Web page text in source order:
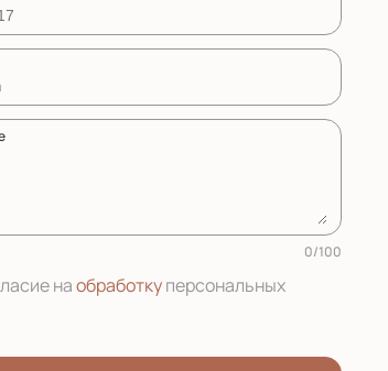
0/100
наобработкуперсональных